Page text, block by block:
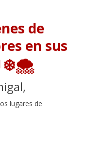
de
en sus
❄️🌨
lugares de